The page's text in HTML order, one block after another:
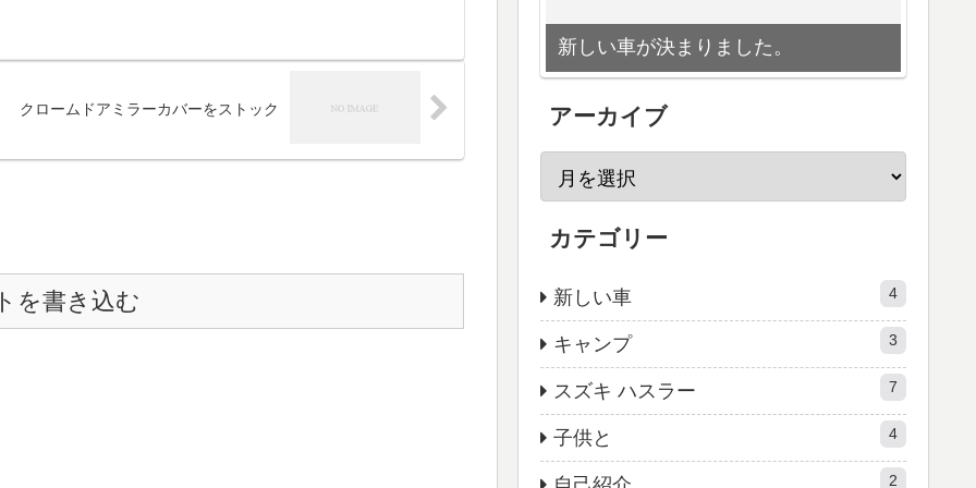
クロームドアミラーカバーをストック
を書き込む
新しい車が決まりました。
アーカイブ
カテゴリー
新しい車 4
キャンプ 3
スズキ ハスラー 7
子供と 4
2